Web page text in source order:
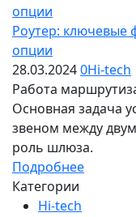
Роутер: ключевые
опции
28.03.20240Hi-tech
Работа
Основная задача
звеном между
роль шлюза.
Подробнее
Категории
Hi-tech